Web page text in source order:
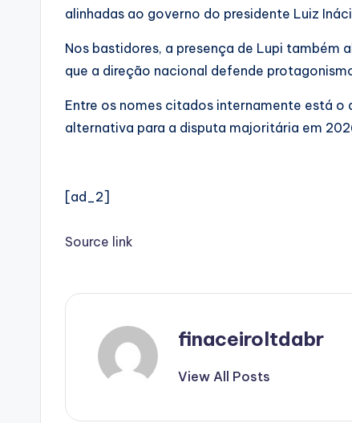
alinhadas ao governo do presidente Luiz
Nos bastidores, a presença de Lupi também
que a direção nacional defende
Entre os nomes citados internamente está o
alternativa para a disputa majoritária em
[ad_2]
Source link
finaceiroltdabr
View All Posts